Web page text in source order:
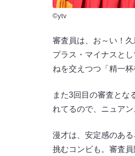
©ytv
審査員は、お～い！
プラス・マイナスと
ねを交えつつ「精一
また3回目の審査とな
れてるので、ニュアン
漫才は、安定感のあ
挑むコンビも。審査